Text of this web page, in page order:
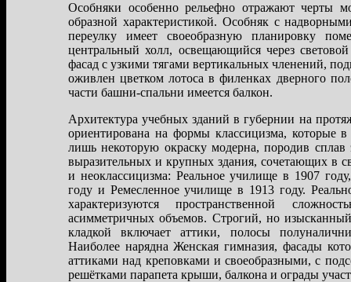
Особняки особенно рельефно отражают черты
образной характеристикой. Особняк с
переулку имеет своеобразную планировку
центральный холл, освещающийся через
фасад с узкими тягами вертикальных членений,
оживлен цветком лотоса в филенках дверного
части башни-спальни имеется балкон.
Архитектура учебных зданий в губернии на
ориентирована на формы классицизма, которые
лишь некоторую окраску модерна, породив сплав
выразительных и крупных здания, сочетающих в
и неоклассицизма: Реальное училище в 1907
году и Ремесленное училище в 1913 году.
характеризуются пространственной
асимметричных объемов. Строгий, но
кладкой включает аттики, полосы
Наиболее нарядна Женская гимназия, фасады
аттиками над креповками и своеобразными, с
решётками парапета крыши, балкона и ограды